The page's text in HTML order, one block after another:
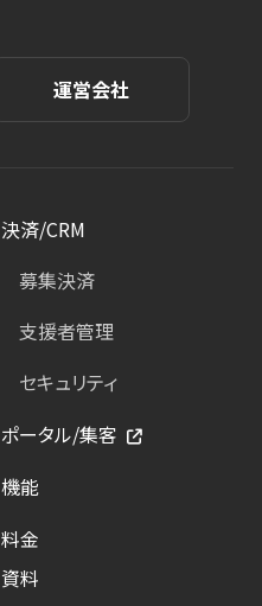
運営会社
決済/CRM
募集決済
支援者管理
セキュリティ
ポータル/集客
機能
料金
資料